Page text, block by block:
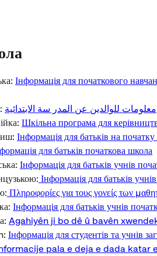
Інформація для початкового
معلومات للوالدين عن المدر سة الابتدائية
Шкільна програма для
Інформація для батьків на
для батьків початкова школа
Інформація для батьків учнів
Інформація для батьків
Πληροφορίες για τους γονείς των
Інформація для батьків учнів
Agahiyên ji bo dê û bavên
Інформація для студентів та учнів
pala e deja e dada katar